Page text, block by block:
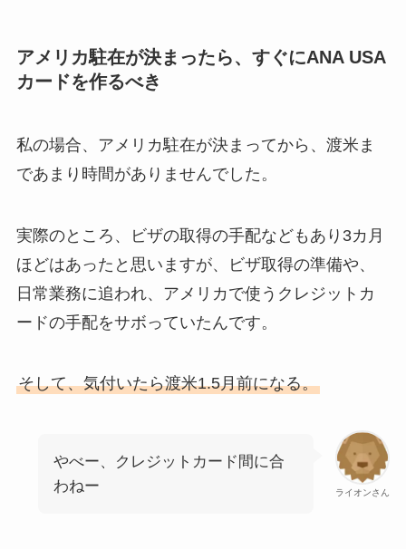
アメリカ駐在が決まったら、すぐにANA USA
カードを作るべき
私の場合、アメリカ駐在が決まってから、渡米ま
であまり時間がありませんでした。
実際のところ、ビザの取得の手配などもあり3カ月
ほどはあったと思いますが、ビザ取得の準備や、
日常業務に追われ、アメリカで使うクレジットカ
ードの手配をサボっていたんです。
そして、気付いたら渡米1.5月前になる。
ライオンさん
やべー、クレジットカード間に合
わねー